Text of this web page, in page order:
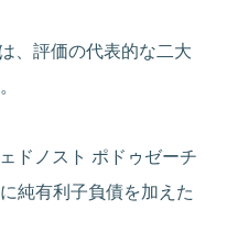
、評価の代表的な二大
ドノスト ポドゥゼーチ
純有利子負債を加えた